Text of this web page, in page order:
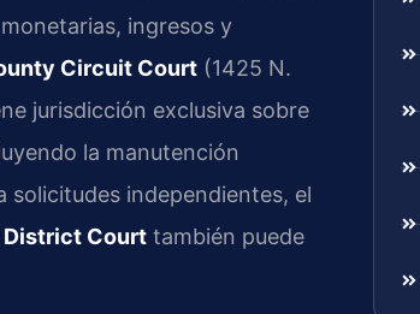
ingresos y
Circuit Court (1425 N.
jurisdicción exclusiva sobre
la manutención
solicitudes independientes, el
District Court también puede